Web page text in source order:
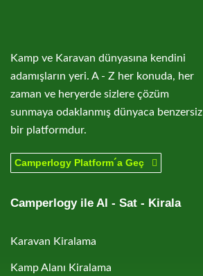
Kamp ve Karavan dünyasına kendini
adamışların yeri. A - Z her konuda, her
zaman ve heryerde sizlere çözüm
sunmaya odaklanmış dünyaca benzersiz
bir platformdur.
Camperlogy Platform´a Geç
Camperlogy ile Al - Sat - Kirala
Karavan Kiralama
Kamp Alanı Kiralama